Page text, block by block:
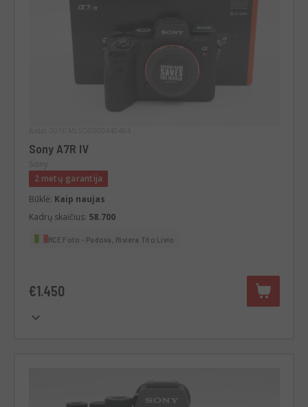
Sony A7R IV
2 metų garantija
Būklė: Kaip naujas
Kadrų skaičius: 58.700
RCE Foto - Padova, Riviera Tito Livio
€1.450